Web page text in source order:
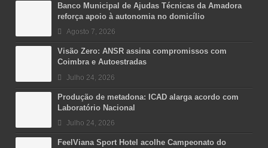
Banco Municipal de Ajudas Técnicas da Amadora
reforça apoio à autonomia no domicílio
Agosto 7, 2026
Visão Zero: ANSR assina compromissos com
Coimbra e Autoestradas
Julho 24, 2026
Produção de metadona: ICAD alarga acordo com
Laboratório Nacional
Julho 24, 2026
FeelViana Sport Hotel acolhe Campeonato do